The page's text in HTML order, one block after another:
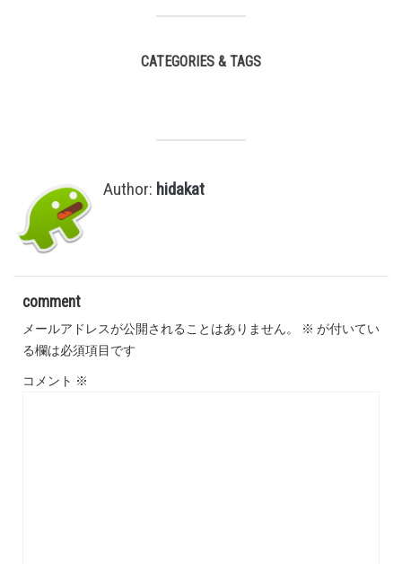
CATEGORIES & TAGS
Author: hidakat
comment
メールアドレスが公開されることはありません。 ※ が付いてい
る欄は必須項目です
コメント ※